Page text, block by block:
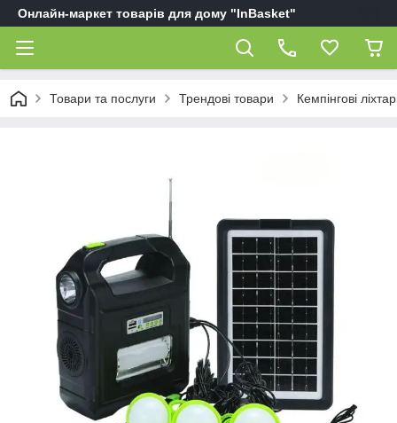
Онлайн-маркет товарів для дому "InBasket"
Товари та послуги Трендові товари Кемпінгові